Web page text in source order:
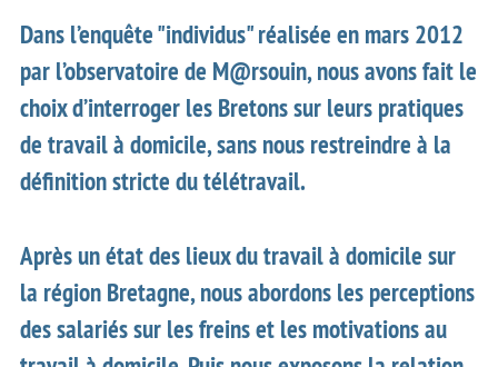
Dans l’enquête "individus" réalisée en mars 2012
par l’observatoire de M@rsouin, nous avons fait le
choix d’interroger les Bretons sur leurs pratiques
de travail à domicile, sans nous restreindre à la
définition stricte du télétravail.
Après un état des lieux du travail à domicile sur
la région Bretagne, nous abordons les perceptions
des salariés sur les freins et les motivations au